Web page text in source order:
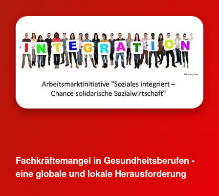
Fachkräftemangel in Gesundheitsberufen -
eine globale und lokale Herausforderung